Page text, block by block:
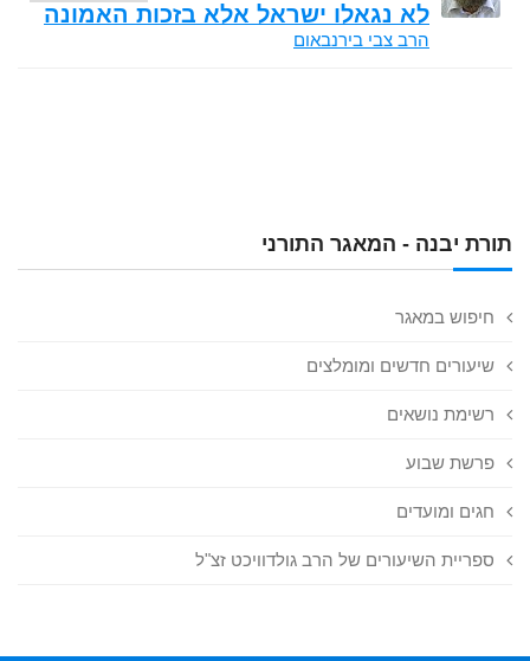
תורת יבנה - המאגר התורני
חיפוש במאגר
שיעורים חדשים ומומלצים
רשימת נושאים
פרשת שבוע
חגים ומועדים
ספריית השיעורים של הרב גולדוויכט זצ"ל
לא נגאלו ישראל אלא בזכות האמונה
הרב צבי בירנבאום